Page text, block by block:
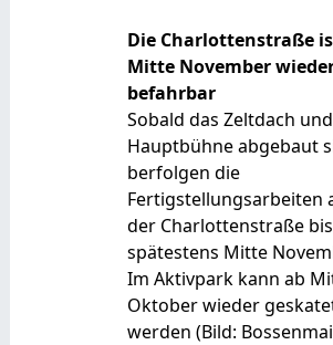
Die Charlottenstraße
Mitte November
befahrbar
Sobald das Zeltdach
Hauptbühne abgebaut
berfolgen die
Fertigstellungsarbeiten
der Charlottenstraße bis
spätestens Mitte
Im Aktivpark kann ab
Oktober wieder
werden (Bild: